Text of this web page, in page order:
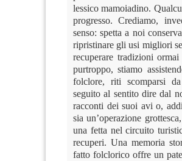
lessico mamoiadino.
progresso. Crediamo,
senso: spetta a noi
ripristinare gli usi migliori
recuperare tradizioni
purtroppo, stiamo
folclore, riti scomparsi
seguito al sentito dire dal
racconti dei suoi avi o,
sia un’operazione
una fetta nel circuito
recuperi. Una memoria
fatto folclorico offre un